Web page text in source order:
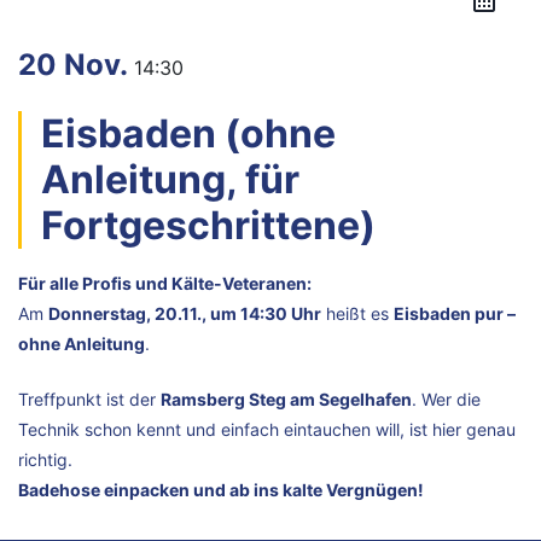
20 Nov. 14:30
Eisbaden (ohne
Anleitung, für
Fortgeschrittene)
Für alle Profis und Kälte-Veteranen:
Am Donnerstag, 20.11., um 14:30 Uhr heißt es Eisbaden pur –
ohne Anleitung.
Treffpunkt ist der Ramsberg Steg am Segelhafen. Wer die
Technik schon kennt und einfach eintauchen will, ist hier genau
richtig.
Badehose einpacken und ab ins kalte Vergnügen!